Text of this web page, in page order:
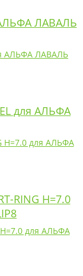
ЛАВАЛЬ
для АЛЬФА
RING H=7.0